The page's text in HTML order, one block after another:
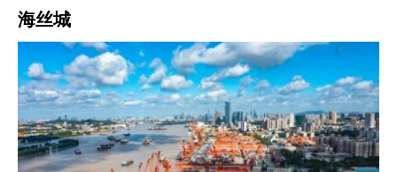
海丝城